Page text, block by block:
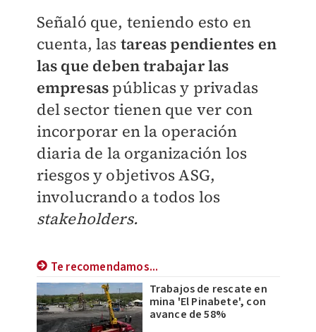
Señaló que, teniendo esto en
cuenta, las tareas pendientes en
las que deben trabajar las
empresas públicas y privadas
del sector tienen que ver con
incorporar en la operación
diaria de la organización los
riesgos y objetivos ASG,
involucrando a todos los
stakeholders.
Te recomendamos...
Trabajos de rescate en
mina 'El Pinabete', con
avance de 58%